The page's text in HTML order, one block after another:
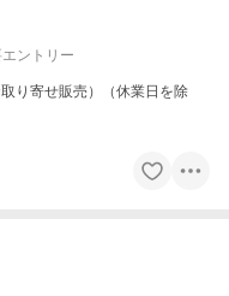
ントリー
り寄せ販売）（休業日を除